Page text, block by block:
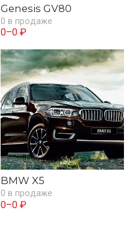
Genesis GV80
0 в продаже
0–0 ₽
BMW X5
0 в продаже
0–0 ₽